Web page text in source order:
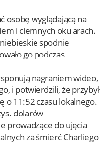
osobę wyglądającą na
i ciemnych okularach.
spodnie
go podczas
nagraniem wideo,
i potwierdzili, że przybył
o 11:52 czasu lokalnego.
dolarów
prowadzące do ujęcia
za śmierć Charliego